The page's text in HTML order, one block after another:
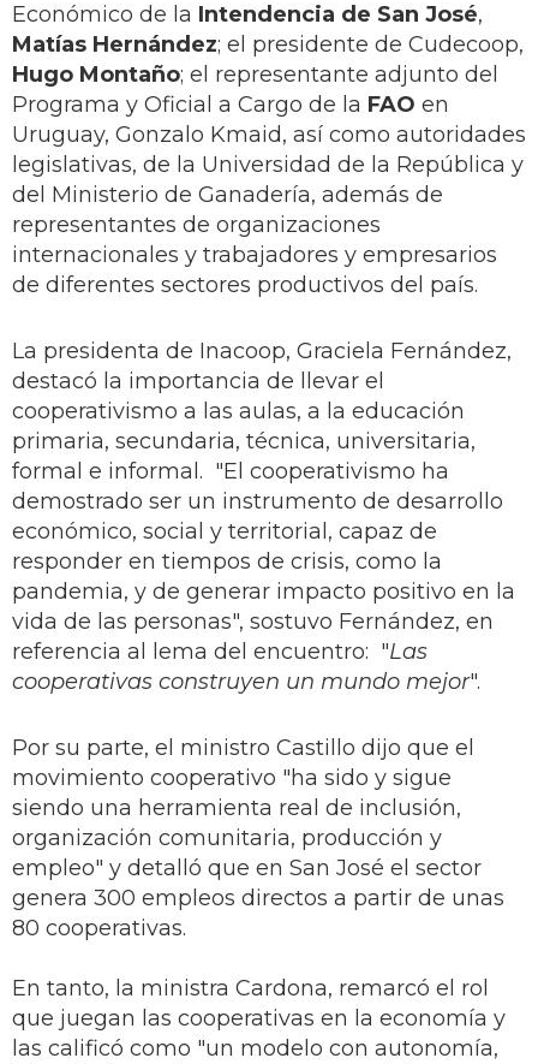
Económico de la Intendencia de San José,
Matías Hernández; el presidente de Cudecoop,
Hugo Montaño; el representante adjunto del
Programa y Oficial a Cargo de la FAO en
Uruguay, Gonzalo Kmaid, así como autoridades
legislativas, de la Universidad de la República y
del Ministerio de Ganadería, además de
representantes de organizaciones
internacionales y trabajadores y empresarios
de diferentes sectores productivos del país.
La presidenta de Inacoop, Graciela Fernández,
destacó la importancia de llevar el
cooperativismo a las aulas, a la educación
primaria, secundaria, técnica, universitaria,
formal e informal. "El cooperativismo ha
demostrado ser un instrumento de desarrollo
económico, social y territorial, capaz de
responder en tiempos de crisis, como la
pandemia, y de generar impacto positivo en la
vida de las personas", sostuvo Fernández, en
referencia al lema del encuentro: "Las
cooperativas construyen un mundo mejor".
Por su parte, el ministro Castillo dijo que el
movimiento cooperativo "ha sido y sigue
siendo una herramienta real de inclusión,
organización comunitaria, producción y
empleo" y detalló que en San José el sector
genera 300 empleos directos a partir de unas
80 cooperativas.
En tanto, la ministra Cardona, remarcó el rol
que juegan las cooperativas en la economía y
las calificó como "un modelo con autonomía,